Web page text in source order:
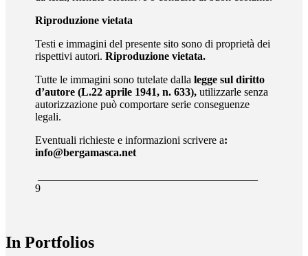
Riproduzione vietata
Testi e immagini del presente sito sono di proprietà dei
rispettivi autori. Riproduzione vietata.
Tutte le immagini sono tutelate dalla legge sul diritto
d’autore (L.22 aprile 1941, n. 633),utilizzarle senza
autorizzazione può comportare serie conseguenze
legali.
Eventuali richieste e informazioni scrivere a:
info@bergamasca.net
9
In Portfolios